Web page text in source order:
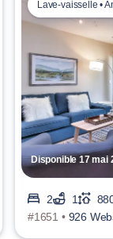
Disponible 17 mai
Lave-vaisselle •
2 1
#1651 • 926